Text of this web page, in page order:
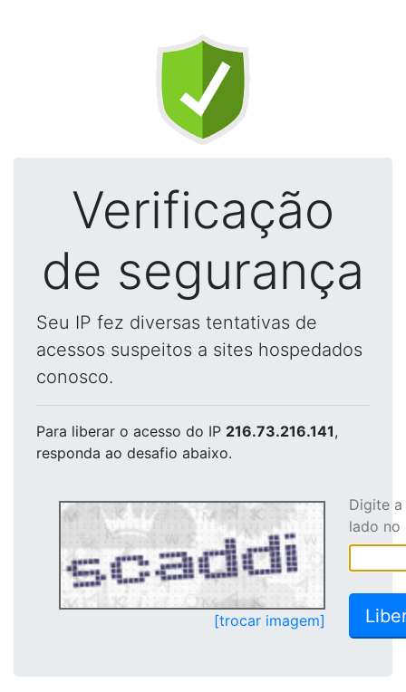
Verificação
de segurança
Seu IP fez diversas tentativas de
acessos suspeitos a sites hospedados
conosco.
Para liberar o acesso do IP 216.73.216.141,
responda ao desafio abaixo.
[trocar imagem]
Digite
lado no